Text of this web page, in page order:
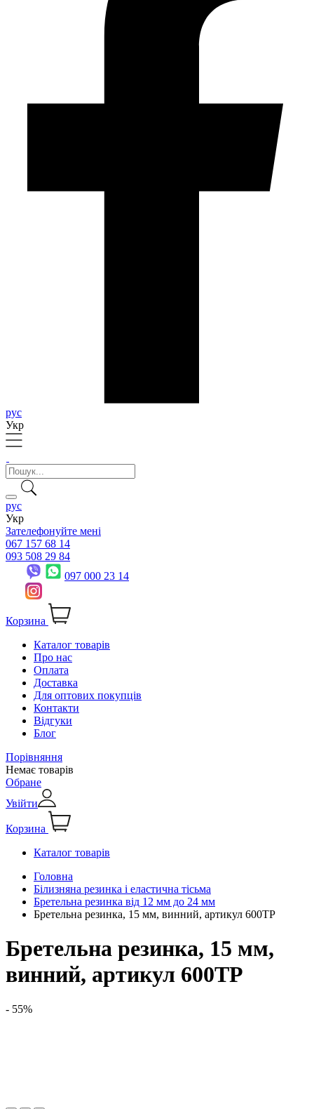
рус
Укр
рус
Укр
Зателефонуйте мені
067 157 68 14
093 508 29 84
097 000 23 14
Корзина
Каталог товарів
Про нас
Оплата
Доставка
Для оптових покупців
Контакти
Відгуки
Блог
Порівняння
Немає товарів
Обране
Увійти
Корзина
Каталог товарів
Головна
Білизняна резинка і еластична тісьма
Бретельна резинка від 12 мм до 24 мм
Бретельна резинка, 15 мм, винний, артикул 600ТР
Бретельна резинка, 15 мм,
винний, артикул 600ТР
- 55%